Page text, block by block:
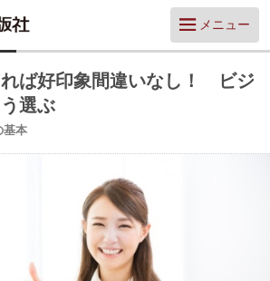
メニュー
れば好印象間違いなし！ ビジ
選ぶ
基本